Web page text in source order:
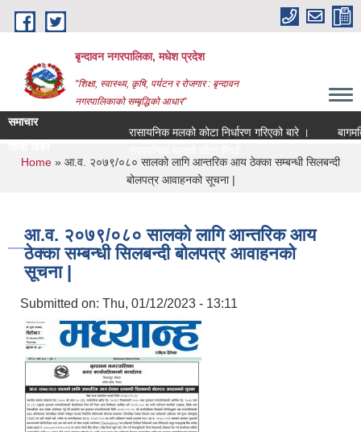
Skip to main content
बृन्दावन नगरपालिका, मधेश प्रदेश
"शिक्षा, स्वास्थ्य, कृषि, पर्यटन र रोजगार : बृन्दावन
नगरपालिकाको सम्बृद्धिको आधार"
समाचार
रासायनिक मलको कोटा निर्धारण गरिएको बारे ।
बागमति
You are here
Home » आ.व. २०७९/०८० सालको लागि आन्तरिक आय ठेक्का सम्बन्धी सिलबन्दी
बोलपत्र आवाहनको सूचना |
आ.व. २०७९/०८० सालको लागि आन्तरिक आय
ठेक्का सम्बन्धी सिलबन्दी बोलपत्र आवाहनको
सूचना |
Submitted on: Thu, 01/12/2023 - 13:11